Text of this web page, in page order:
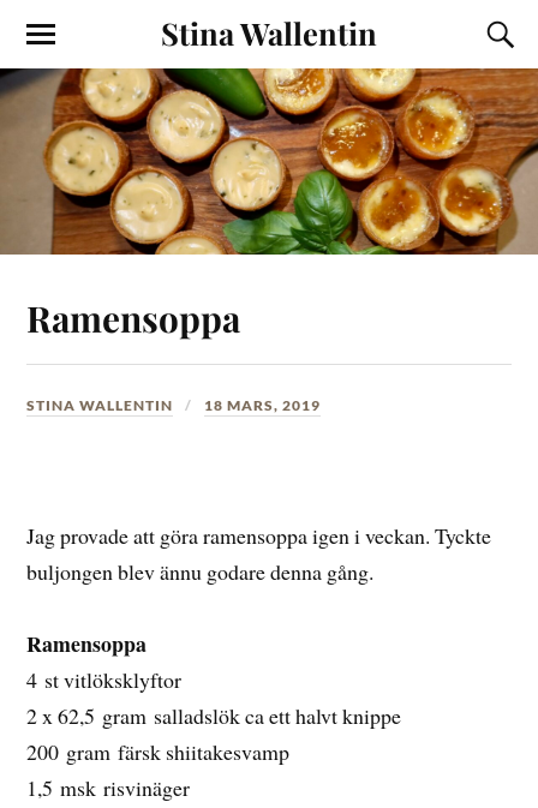
Stina Wallentin
Ramensoppa
STINA WALLENTIN 18 MARS, 2019
Jag provade att göra ramensoppa igen i veckan. Tyckte
buljongen blev ännu godare denna gång.
Ramensoppa
4 st vitlöksklyftor
2 x 62,5 gram salladslök ca ett halvt knippe
200 gram färsk shiitakesvamp
1,5 msk risvinäger